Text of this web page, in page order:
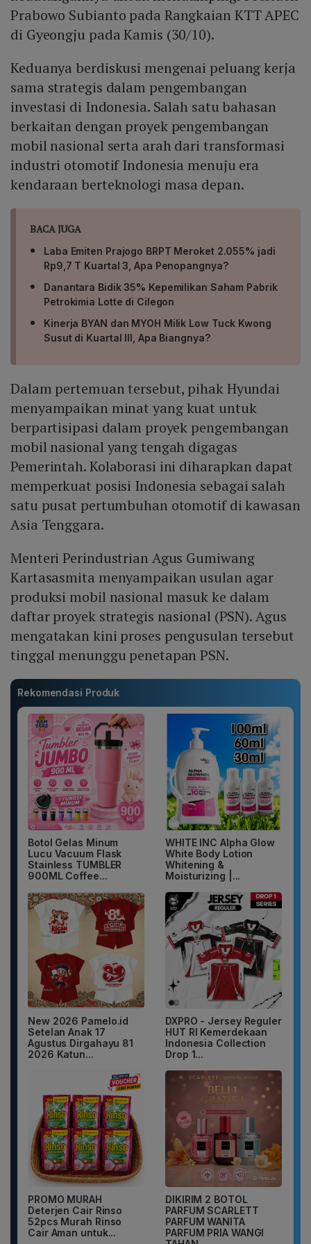
Prabowo Subianto pada Rangkaian KTT APEC
di Gyeongju pada Kamis (30/10).
Keduanya berdiskusi mengenai peluang kerja
sama strategis dalam pengembangan
investasi di Indonesia. Salah satu bahasan
berkaitan dengan proyek pengembangan
mobil nasional serta arah dari transformasi
industri otomotif Indonesia menuju era
kendaraan berteknologi masa depan.
BACA JUGA
Laba Emiten Prajogo BRPT Meroket 2.055% jadi
Rp9,7 T Kuartal 3, Apa Penopangnya?
Danantara Bidik 35% Kepemilikan Saham Pabrik
Petrokimia Lotte di Cilegon
Kinerja BYAN dan MYOH Milik Low Tuck Kwong
Susut di Kuartal III, Apa Biangnya?
Dalam pertemuan tersebut, pihak Hyundai
menyampaikan minat yang kuat untuk
berpartisipasi dalam proyek pengembangan
mobil nasional yang tengah digagas
Pemerintah. Kolaborasi ini diharapkan dapat
memperkuat posisi Indonesia sebagai salah
satu pusat pertumbuhan otomotif di kawasan
Asia Tenggara.
Menteri Perindustrian Agus Gumiwang
Kartasasmita menyampaikan usulan agar
produksi mobil nasional masuk ke dalam
daftar proyek strategis nasional (PSN). Agus
mengatakan kini proses pengusulan tersebut
tinggal menunggu penetapan PSN.
Rekomendasi Produk
Botol Gelas Minum
Lucu Vacuum Flask
Stainless TUMBLER
900ML Coffee...
WHITE INC Alpha Glow
White Body Lotion
Whitening &
Moisturizing |...
New 2026 Pamelo.id
Setelan Anak 17
Agustus Dirgahayu 81
2026 Katun...
DXPRO - Jersey Reguler
HUT RI Kemerdekaan
Indonesia Collection
Drop 1...
PROMO MURAH
Deterjen Cair Rinso
52pcs Murah Rinso
Cair Aman untuk...
DIKIRIM 2 BOTOL
PARFUM SCARLETT
PARFUM WANITA
PARFUM PRIA WANGI